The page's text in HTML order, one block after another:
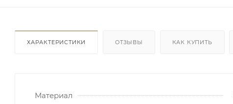
ХАРАКТЕРИСТИКИ ОТЗЫВЫ КАК КУПИТЬ
Материал